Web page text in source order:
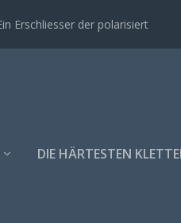
Erschliesser der polarisiert
DIE HÄRTESTEN